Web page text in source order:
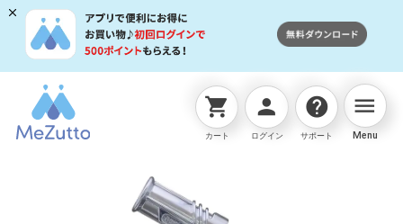
shopping_cart
カート
person
ログイン
help
サポート
menu
Menu
ネットストアTOP 散水ノズル ﾒﾀﾙｶﾞﾝS